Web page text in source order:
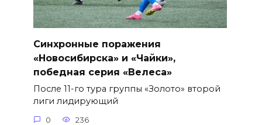
Синхронные поражения
«Новосибирска» и «Чайки»,
победная серия «Велеса»
После 11-го тура группы «Золото» второй
лиги лидирующий
0 236